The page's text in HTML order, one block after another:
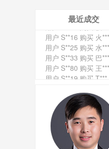
最近成交
用户 S**10 购买 侯***
用户 S**16 购买 火***
用户 S**25 购买 水***
用户 S**33 购买 巴***
用户 S**80 购买 王***
用户 S**19 购买 T***
用户 S**22 购买 茶***